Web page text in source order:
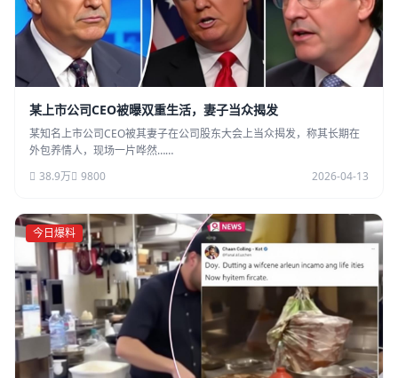
某上市公司CEO被曝双重生活，妻子当众揭发
某知名上市公司CEO被其妻子在公司股东大会上当众揭发，称其长期在
外包养情人，现场一片哗然……
38.9万
9800 2026-04-13
今日爆料